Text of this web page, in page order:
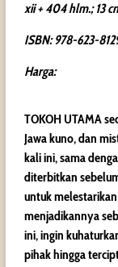
xii + 404 hlm.; 13
ISBN: 978-623-
Harga:
TOKOH UTAMA
Jawa kuno, dan
kali ini, sama
diterbitkan
untuk
menjadikannya
ini, ingin
pihak hingga